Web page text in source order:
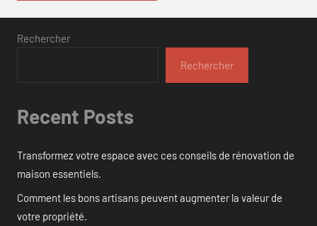
Rechercher
Rechercher
Recent Posts
Transformez votre espace avec ces conseils de rénovation de
maison essentiels.
Comment les bons artisans peuvent augmenter la valeur de
votre propriété.